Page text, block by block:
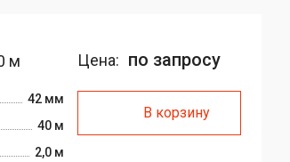
м
42 мм
40 м
2,0 м
Цена: по запросу
В корзину